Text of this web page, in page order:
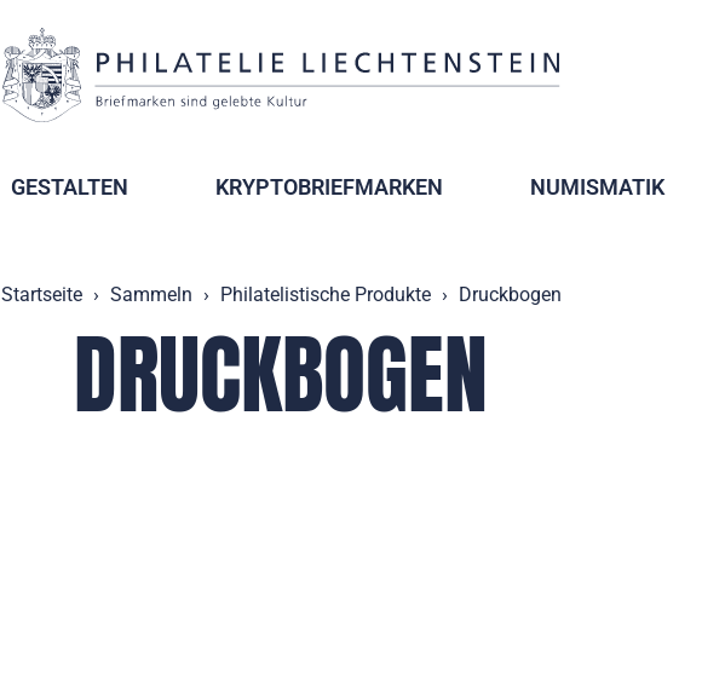
GESTALTEN KRYPTOBRIEFMARKEN NUMISMATIK
Startseite Sammeln Philatelistische Produkte Druckbogen
DRUCKBOGEN